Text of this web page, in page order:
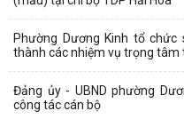
Phường Dương Kinh tổ
thành các nhiệm vụ trọng tâm
Đảng ủy - UBND phường
công tác cán bộ